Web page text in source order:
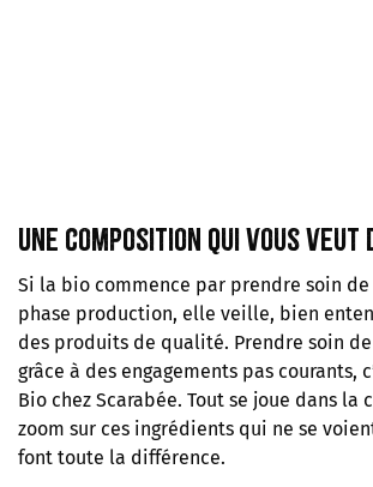
Une composition qui vous veut
Si la bio commence par prendre soin
phase production, elle veille, bien
des produits de qualité. Prendre soin
grâce à des engagements pas courants,
Bio chez Scarabée. Tout se joue dans la
zoom sur ces ingrédients qui ne se
font toute la différence.